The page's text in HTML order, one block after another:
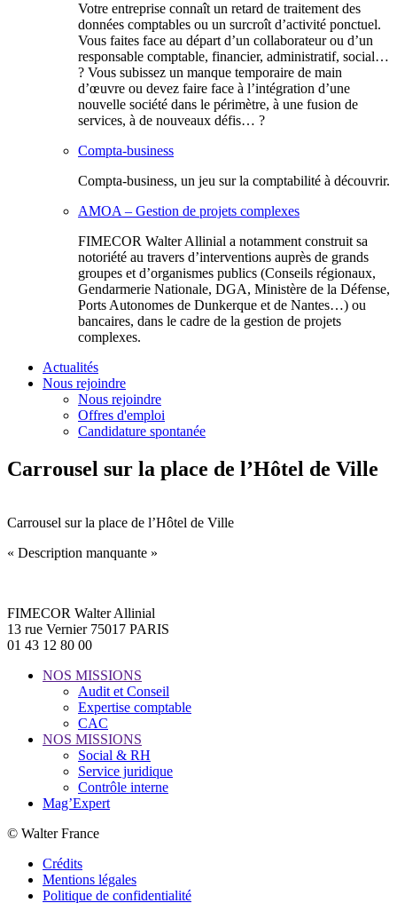
Votre entreprise connaît un retard de traitement des
données comptables ou un surcroît d’activité ponctuel.
Vous faites face au départ d’un collaborateur ou d’un
responsable comptable, financier, administratif, social…
? Vous subissez un manque temporaire de main
d’œuvre ou devez faire face à l’intégration d’une
nouvelle société dans le périmètre, à une fusion de
services, à de nouveaux défis… ?
Compta-business
Compta-business, un jeu sur la comptabilité à découvrir.
AMOA – Gestion de projets complexes
FIMECOR Walter Allinial a notamment construit sa
notoriété au travers d’interventions auprès de grands
groupes et d’organismes publics (Conseils régionaux,
Gendarmerie Nationale, DGA, Ministère de la Défense,
Ports Autonomes de Dunkerque et de Nantes…) ou
bancaires, dans le cadre de la gestion de projets
complexes.
Actualités
Nous rejoindre
Nous rejoindre
Offres d'emploi
Candidature spontanée
Carrousel sur la place de l’Hôtel de Ville
Carrousel sur la place de l’Hôtel de Ville
« Description manquante »
FIMECOR Walter Allinial
13 rue Vernier 75017 PARIS
01 43 12 80 00
NOS MISSIONS
Audit et Conseil
Expertise comptable
CAC
NOS MISSIONS
Social & RH
Service juridique
Contrôle interne
Mag’Expert
© Walter France
Crédits
Mentions légales
Politique de confidentialité